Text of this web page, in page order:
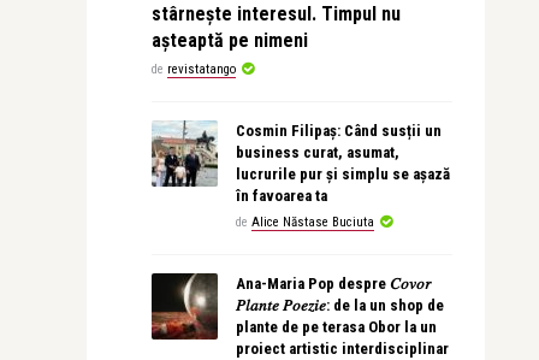
stârnește interesul. Timpul nu
așteaptă pe nimeni
de revistatango
Cosmin Filipaș: Când susții un
business curat, asumat,
lucrurile pur și simplu se așază
în favoarea ta
de Alice Năstase Buciuta
Ana-Maria Pop despre 𝐶𝑜𝑣𝑜𝑟
𝑃𝑙𝑎𝑛𝑡𝑒 𝑃𝑜𝑒𝑧𝑖𝑒: de la un shop de
plante de pe terasa Obor la un
proiect artistic interdisciplinar